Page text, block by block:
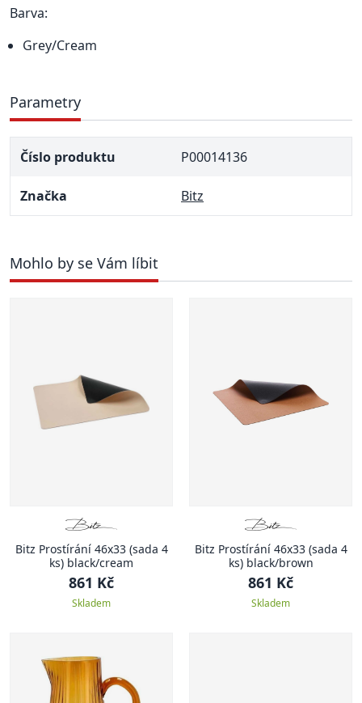
Barva:
Grey/Cream
Parametry
Číslo produktu P00014136
Značka Bitz
Mohlo by se Vám líbit
Bitz Prostírání 46x33 (sada 4
ks) black/cream
861 Kč
Skladem
Bitz Prostírání 46x33 (sada 4
ks) black/brown
861 Kč
Skladem